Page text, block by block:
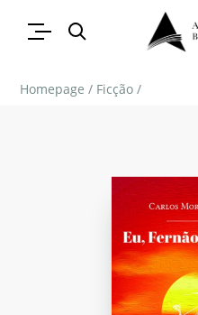
Homepage / Ficção /